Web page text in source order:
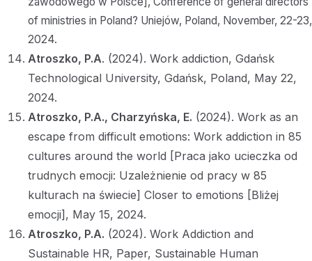
of ministries in Poland? Uniejów, Poland, November, 22-23,
2024.
Atroszko, P.A. (2024). Work addiction, Gdańsk
Technological University, Gdańsk, Poland, May 22,
2024.
Atroszko, P.A., Charzyńska, E. (2024). Work as an
escape from difficult emotions: Work addiction in 85
cultures around the world [Praca jako ucieczka od
trudnych emocji: Uzależnienie od pracy w 85
kulturach na świecie] Closer to emotions [Bliżej
emocji], May 15, 2024.
Atroszko, P.A. (2024). Work Addiction and
Sustainable HR, Paper, Sustainable Human